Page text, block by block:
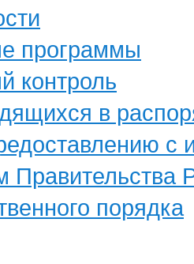
программы
контроль
в
с
порядка